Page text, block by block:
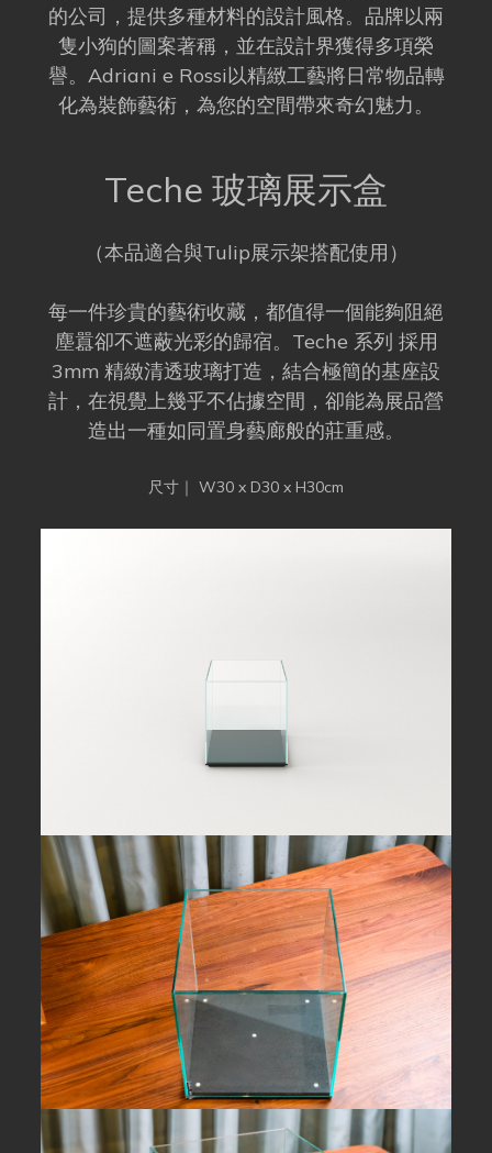
的公司，提供多種材料的設計風格。品牌以兩
隻小狗的圖案著稱，並在設計界獲得多項榮
譽。Adriani e Rossi以精緻工藝將日常物品轉
化為裝飾藝術，為您的空間帶來奇幻魅力。
Teche 玻璃展示盒
（本品適合與Tulip展示架搭配使用）
每一件珍貴的藝術收藏，都值得一個能夠阻絕
塵囂卻不遮蔽光彩的歸宿。Teche 系列 採用
3mm 精緻清透玻璃打造，結合極簡的基座設
計，在視覺上幾乎不佔據空間，卻能為展品營
造出一種如同置身藝廊般的莊重感。
尺寸｜ W30 x D30 x H30cm